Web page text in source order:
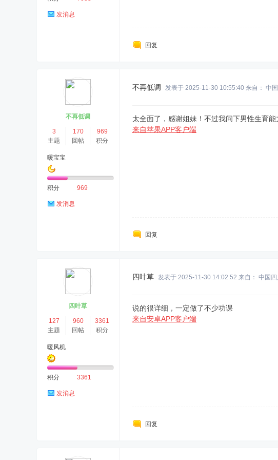
发消息
回复
不再低调
3
主题
170
回帖
969
积分
暖宝宝
积分 969
发消息
不再低调 发表于 2025-11-30 10:55:40 来自： 中
太全面了，感谢姐妹！不过我问下男性生育
来自苹果APP客户端
回复
四叶草
127
主题
960
回帖
3361
积分
暖风机
积分 3361
发消息
四叶草 发表于 2025-11-30 14:02:52 来自： 中国
说的很详细，一定做了不少功课
来自安卓APP客户端
回复